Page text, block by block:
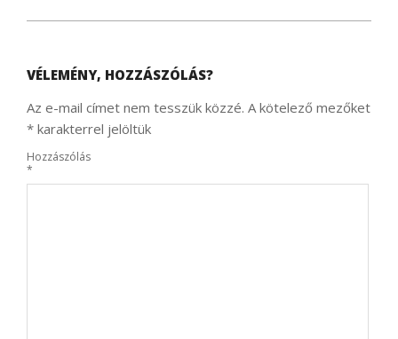
VÉLEMÉNY, HOZZÁSZÓLÁS?
Az e-mail címet nem tesszük közzé. A kötelező mezőket
* karakterrel jelöltük
Hozzászólás
*